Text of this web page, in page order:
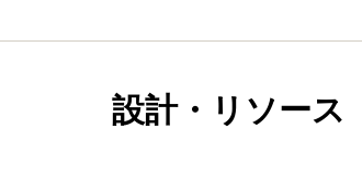
設計・リソース